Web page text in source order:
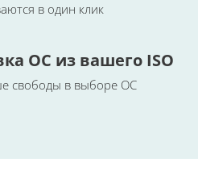
в один клик
ОС из вашего ISO
свободы в выборе ОС